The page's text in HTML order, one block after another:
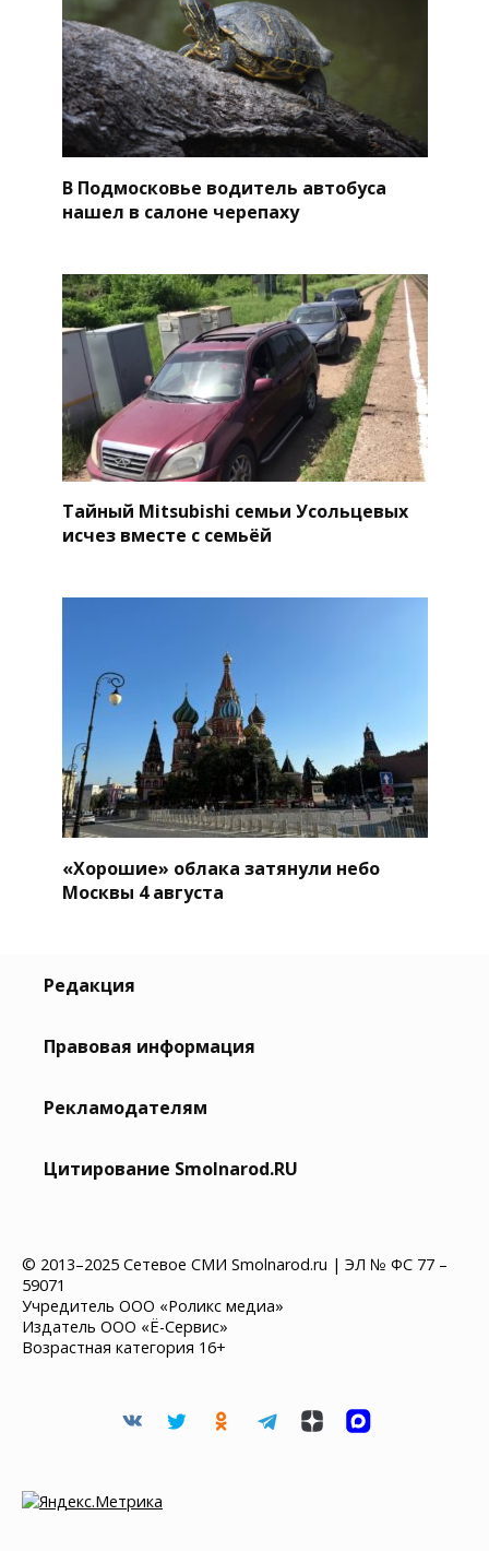
В Подмосковье водитель автобуса
нашел в салоне черепаху
Тайный Mitsubishi семьи Усольцевых
исчез вместе с семьёй
«Хорошие» облака затянули небо
Москвы 4 августа
Редакция
Правовая информация
Рекламодателям
Цитирование Smolnarod.RU
© 2013–2025 Сетевое СМИ Smolnarod.ru | ЭЛ № ФС 77 –
59071
Учредитель ООО «Роликс медиа»
Издатель ООО «Ё-Сервис»
Возрастная категория 16+